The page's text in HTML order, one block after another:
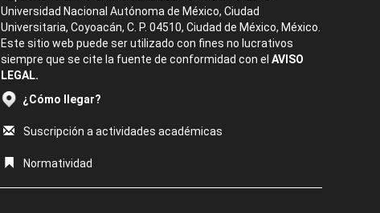
Universidad Nacional Autónoma de México, Ciudad
Universitaria, Coyoacán, C. P. 04510, Ciudad de México, México.
Este sitio web puede ser utilizado con fines no lucrativos
siempre que se cite la fuente de conformidad con el AVISO
LEGAL.
¿Cómo llegar?
Suscripción a actividades académicas
Normatividad